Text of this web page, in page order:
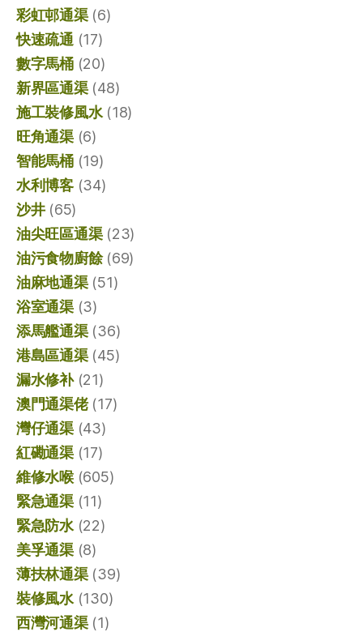
彩虹邨通渠(6)
快速疏通 (17)
數字馬桶(20)
新界區通渠(48)
施工裝修風水(18)
旺角通渠(6)
智能馬桶(19)
水利博客(34)
沙井(65)
油尖旺區通渠(23)
油污食物廚餘(69)
油麻地通渠(51)
浴室通渠(3)
添馬艦通渠(36)
港島區通渠(45)
漏水修补(21)
澳門通渠佬(17)
灣仔通渠(43)
紅磡通渠(17)
維修水喉(605)
緊急通渠(11)
緊急防水(22)
美孚通渠(8)
薄扶林通渠(39)
裝修風水(130)
西灣河通渠(1)